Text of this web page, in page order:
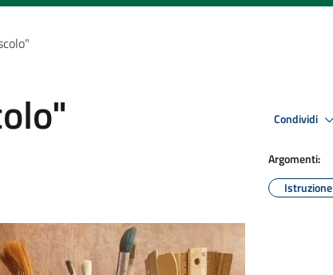
Condividi
Argomenti:
Istruzione